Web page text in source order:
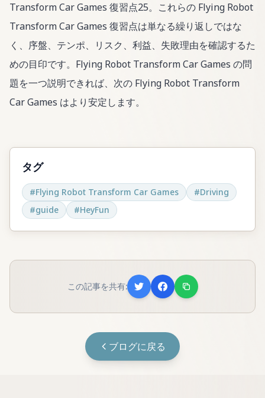
Transform Car Games 復習点25。これらの Flying Robot
Transform Car Games 復習点は単なる繰り返しではな
く、序盤、テンポ、リスク、利益、失敗理由を確認するた
めの目印です。Flying Robot Transform Car Games の問
題を一つ説明できれば、次の Flying Robot Transform
Car Games はより安定します。
タグ
#Flying Robot Transform Car Games #Driving
#guide #HeyFun
この記事を共有:
ブログに戻る